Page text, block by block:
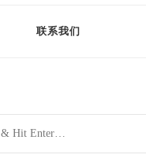
联系我们